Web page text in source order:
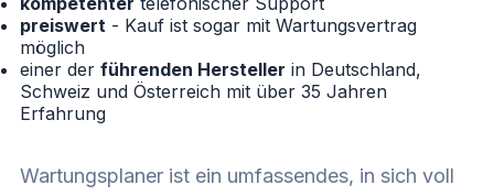
preiswert - Kauf ist sogar mit Wartungsvertrag
möglich
einer der führenden Hersteller in Deutschland,
Schweiz und Österreich mit über 35 Jahren
Erfahrung
Wartungsplaner ist ein umfassendes, in sich voll